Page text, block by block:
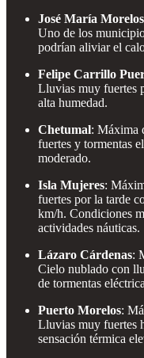
José María Morelos
Uno de los
podrían aliviar el
Felipe Carrillo
Lluvias muy fuertes
alta humedad.
Chetumal: Máxima
fuertes y tormentas
moderado.
Isla Mujeres:
fuertes por la tarde
km/h. Condiciones
actividades náuticas.
Lázaro Cárdenas:
Cielo nublado con
de tormentas
Puerto Morelos:
Lluvias muy fuertes
sensación térmica